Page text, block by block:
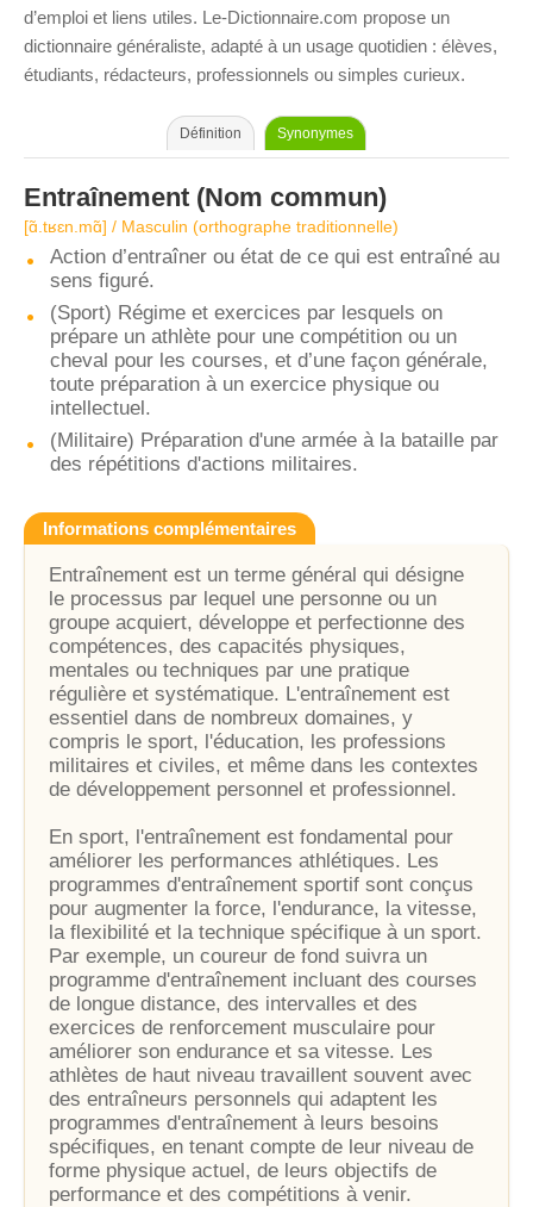
d’emploi et liens utiles. Le-Dictionnaire.com propose un
dictionnaire généraliste, adapté à un usage quotidien : élèves,
étudiants, rédacteurs, professionnels ou simples curieux.
Définition Synonymes
Entraînement (Nom commun)
[ɑ̃.tʁɛn.mɑ̃] / Masculin (orthographe traditionnelle)
Action d’entraîner ou état de ce qui est entraîné au
sens figuré.
(Sport) Régime et exercices par lesquels on
prépare un athlète pour une compétition ou un
cheval pour les courses, et d’une façon générale,
toute préparation à un exercice physique ou
intellectuel.
(Militaire) Préparation d'une armée à la bataille par
des répétitions d'actions militaires.
Informations complémentaires
Entraînement est un terme général qui désigne
le processus par lequel une personne ou un
groupe acquiert, développe et perfectionne des
compétences, des capacités physiques,
mentales ou techniques par une pratique
régulière et systématique. L'entraînement est
essentiel dans de nombreux domaines, y
compris le sport, l'éducation, les professions
militaires et civiles, et même dans les contextes
de développement personnel et professionnel.
En sport, l'entraînement est fondamental pour
améliorer les performances athlétiques. Les
programmes d'entraînement sportif sont conçus
pour augmenter la force, l'endurance, la vitesse,
la flexibilité et la technique spécifique à un sport.
Par exemple, un coureur de fond suivra un
programme d'entraînement incluant des courses
de longue distance, des intervalles et des
exercices de renforcement musculaire pour
améliorer son endurance et sa vitesse. Les
athlètes de haut niveau travaillent souvent avec
des entraîneurs personnels qui adaptent les
programmes d'entraînement à leurs besoins
spécifiques, en tenant compte de leur niveau de
forme physique actuel, de leurs objectifs de
performance et des compétitions à venir.